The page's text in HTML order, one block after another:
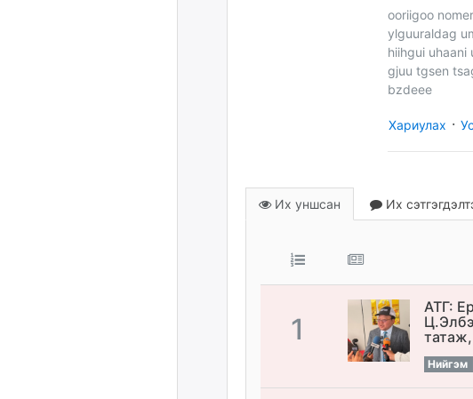
ooriigoo
ylguuraldag
hiihgui uhaani
gjuu tgsen
bzdeee
Хариулах ·
Их уншсан Их
1
АТГ:
Нийгэм